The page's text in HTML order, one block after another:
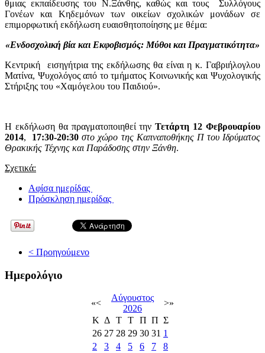
θμιας εκπαίδευσης του Ν.Ξάνθης, καθώς και τους Συλλόγους
Γονέων και Κηδεμόνων των οικείων σχολικών μονάδων σε
επιμορφωτική εκδήλωση ευαισθητοποίησης με θέμα:
«Ενδοσχολική βία και Εκφοβισμός: Μύθοι και Πραγματικότητα»
Κεντρική εισηγήτρια της εκδήλωσης θα είναι η κ. Γαβριήλογλου
Ματίνα, Ψυχολόγος από το τμήματος Κοινωνικής και Ψυχολογικής
Στήριξης του «Χαμόγελου του Παιδιού».
Η εκδήλωση θα πραγματοποιηθεί τηνΤετάρτη 12 Φεβρουαρίου
2014, 17:30-20:30 στο χώρο της Καπναποθήκης Π του Ιδρύματος
Θρακικής Τέχνης και Παράδοσης στην Ξάνθη.
Σχετικά:
Αφίσα ημερίδας
Πρόσκληση ημερίδας
< Προηγούμενο
Ημερολόγιο
«<
Αύγουστος
2026
>»
Κ Δ Τ Τ Π Π Σ
26 27 28 29 30 31 1
2
3 4 5 6 7
8